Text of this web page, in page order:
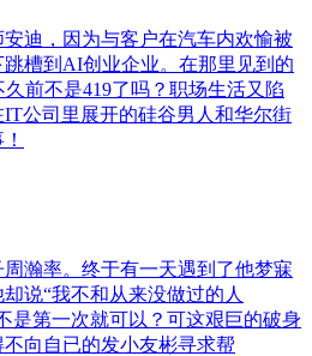
迪，因为与客户在汽车内欢愉被
槽到AI创业企业。在那里见到的
前不是419了吗？职场生活又陷
IT公司里展开的硅谷男人和华尔街
瀚率。终于有一天遇到了他梦寐
说“我不和从来没做过的人
是第一次就可以？可这艰巨的破身
向自已的发小友彬寻求帮